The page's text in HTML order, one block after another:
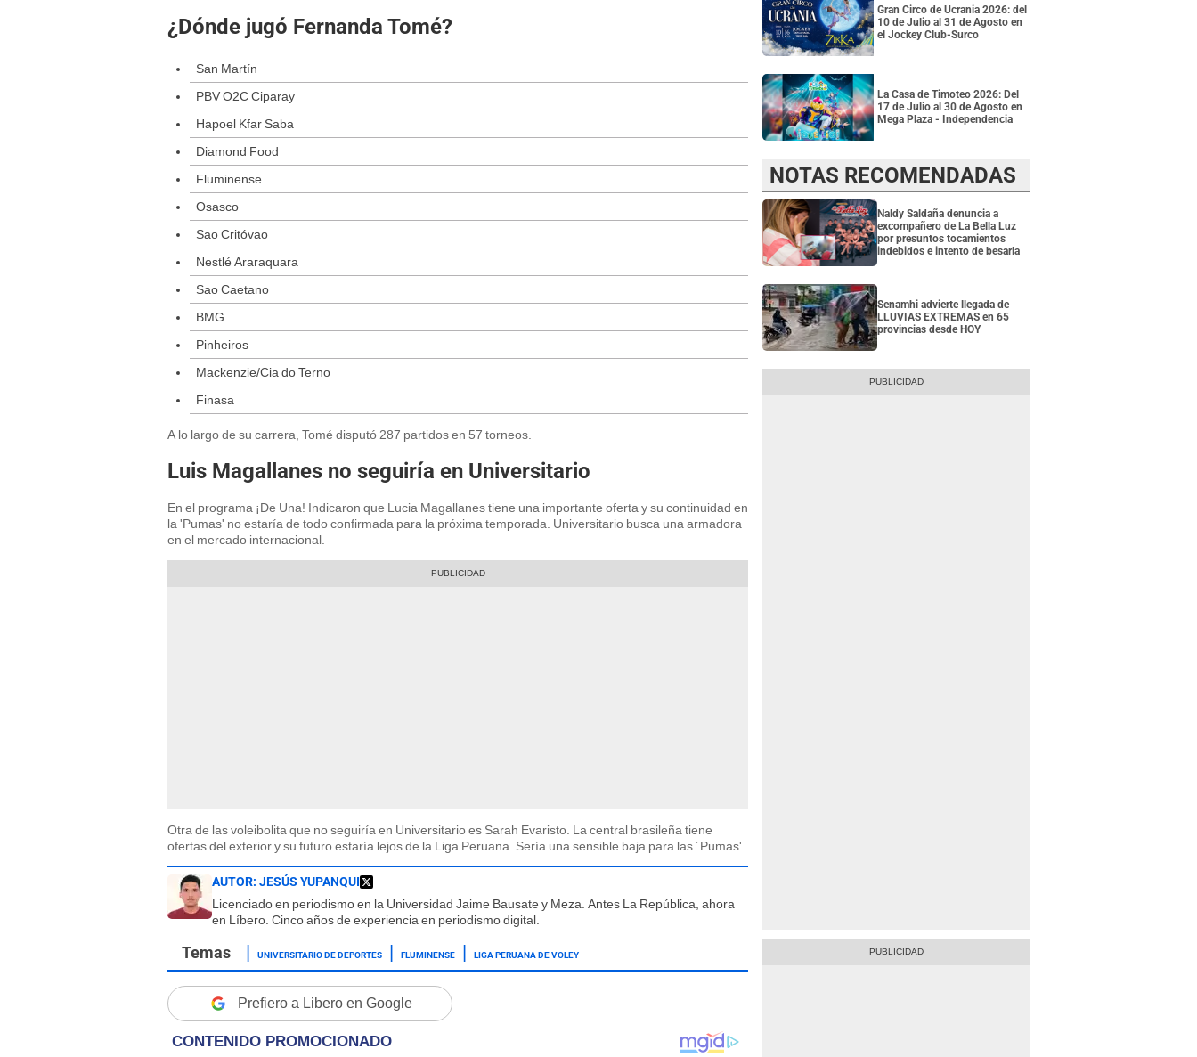
¿Dónde jugó Fernanda Tomé?
San Martín
PBV O2C Ciparay
Hapoel Kfar Saba
Diamond Food
Fluminense
Osasco
Sao Critóvao
Nestlé Araraquara
Sao Caetano
BMG
Pinheiros
Mackenzie/Cia do Terno
Finasa
A lo largo de su carrera, Tomé disputó 287 partidos en 57 torneos.
Luis Magallanes no seguiría en Universitario
En el programa ¡De Una! Indicaron que Lucia Magallanes tiene una importante oferta y su continuidad en
la 'Pumas' no estaría de todo confirmada para la próxima temporada. Universitario busca una armadora
en el mercado internacional.
Otra de las voleibolita que no seguiría en Universitario es Sarah Evaristo. La central brasileña tiene
ofertas del exterior y su futuro estaría lejos de la Liga Peruana. Sería una sensible baja para las ´Pumas'.
AUTOR: JESÚS YUPANQUI
Licenciado en periodismo en la Universidad Jaime Bausate y Meza. Antes La República, ahora
en Líbero. Cinco años de experiencia en periodismo digital.
UNIVERSITARIO DE DEPORTES FLUMINENSE LIGA PERUANA DE VOLEY
Prefiero a Libero en Google
Gran Circo de Ucrania 2026: del
10 de Julio al 31 de Agosto en
el Jockey Club-Surco
La Casa de Timoteo 2026: Del
17 de Julio al 30 de Agosto en
Mega Plaza - Independencia
NOTAS RECOMENDADAS
Naldy Saldaña denuncia a
excompañero de La Bella Luz
por presuntos tocamientos
indebidos e intento de besarla
Senamhi advierte llegada de
LLUVIAS EXTREMAS en 65
provincias desde HOY